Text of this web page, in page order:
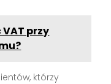
przy
którzy